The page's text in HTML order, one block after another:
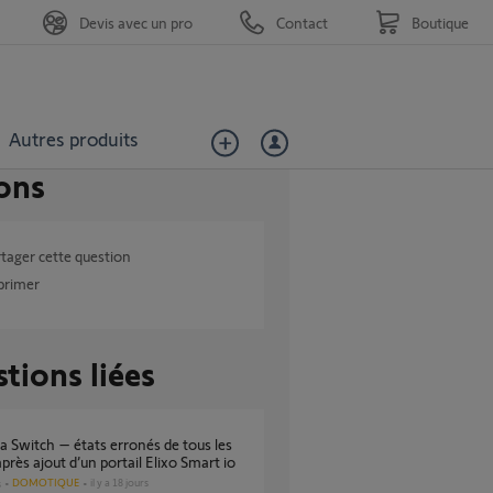
Autres produits
Devis avec un pro Contact Boutique
cette question
liées
ajout d’un portail Elixo Smart io
DOMOTIQUE il y a 18 jours